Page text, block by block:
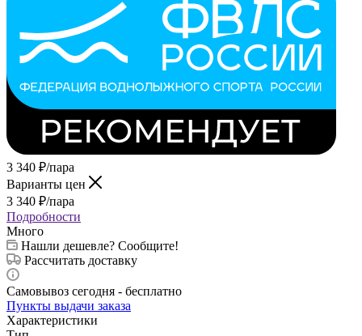
3 340 ₽/пара
Варианты цен
3 340 ₽/пара
Подробности
Много
Нашли дешевле? Сообщите!
Рассчитать доставку
Самовывоз сегодня - бесплатно
Пункты выдачи заказа
Характеристики